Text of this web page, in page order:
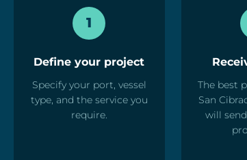
1
Define your project
Specify your port, vessel
type, and the service you
require.
The best
San
will